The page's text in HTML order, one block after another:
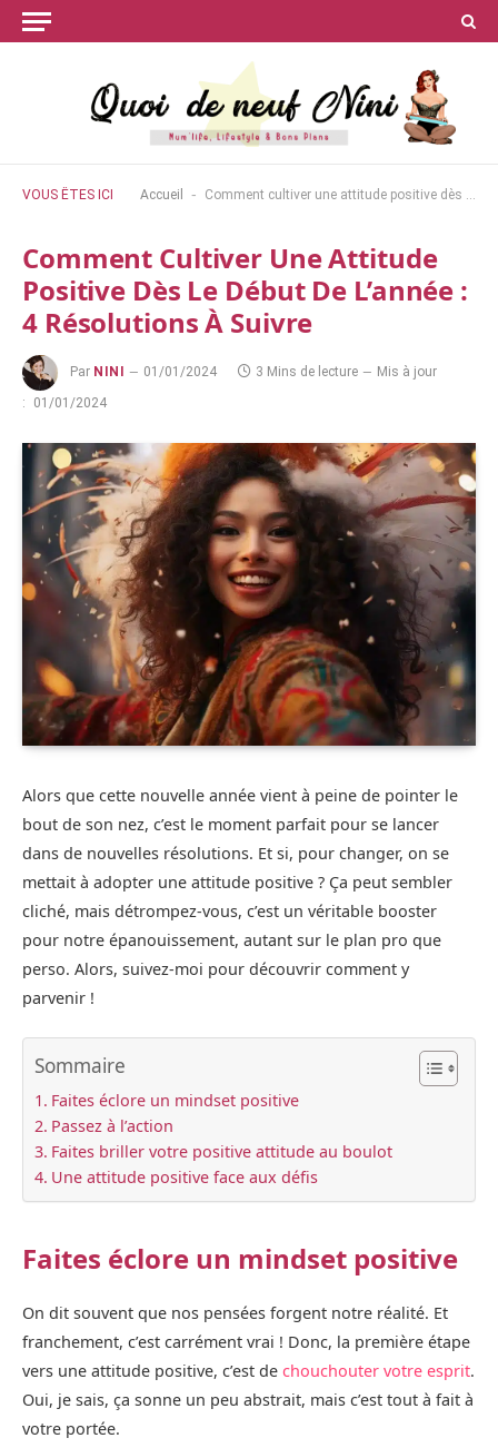
VOUS ÊTES ICI Accueil - Comment cultiver une attitude positive dès le début de l’année : 4 résolutions à suivre
Comment Cultiver Une Attitude
Positive Dès Le Début De L’année :
4 Résolutions À Suivre
Par NINI 01/01/2024 3 Mins de lecture
Mis à jour
:
01/01/2024
Alors que cette nouvelle année vient à peine de pointer le
bout de son nez, c’est le moment parfait pour se lancer
dans de nouvelles résolutions. Et si, pour changer, on se
mettait à adopter une attitude positive ? Ça peut sembler
cliché, mais détrompez-vous, c’est un véritable booster
pour notre épanouissement, autant sur le plan pro que
perso. Alors, suivez-moi pour découvrir comment y
parvenir !
Sommaire
Faites éclore un mindset positive
Passez à l’action
Faites briller votre positive attitude au boulot
Une attitude positive face aux défis
Faites éclore un mindset positive
On dit souvent que nos pensées forgent notre réalité. Et
franchement, c’est carrément vrai ! Donc, la première étape
vers une attitude positive, c’est de chouchouter votre esprit.
Oui, je sais, ça sonne un peu abstrait, mais c’est tout à fait à
votre portée.